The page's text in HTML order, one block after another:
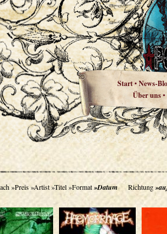
Start•News-
Über uns•
»Preis»Artist»Titel»Format»Datum Richtung